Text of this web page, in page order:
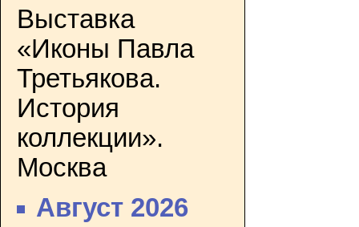
Выставка
«Иконы Павла
Третьякова.
История
коллекции».
Москва
Август 2026